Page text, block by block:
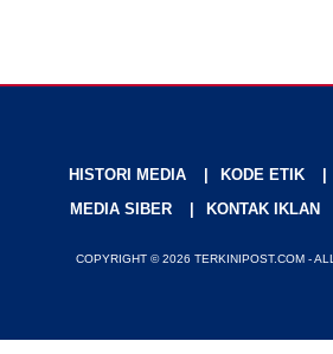
HISTORI MEDIA KODE ETIK
MEDIA SIBER
KONTAK IKLAN
COPYRIGHT © 2026 TERKINIPOST.COM -